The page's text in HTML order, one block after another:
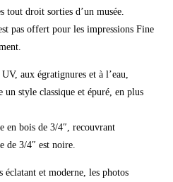
tout droit sorties d’un musée.
pas offert pour les impressions Fine
aux égratignures et à l’eau,
style classique et épuré, en plus
en bois de 3/4″, recouvrant
de 3/4″ est noire.
et moderne, les photos